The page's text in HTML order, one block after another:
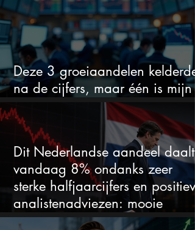
Deze 3 groeiaandelen
na de cijfers, maar één is mijn
duidelijke favoriet
Dit Nederlandse aandeel daalt
vandaag 8% ondanks zeer
sterke halfjaarcijfers en positieve
analistenadviezen: mooie
koopkans?